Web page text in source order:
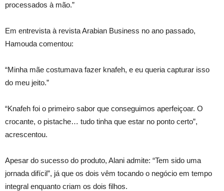
processados à mão.”
Em entrevista à revista Arabian Business no ano passado,
Hamouda comentou:
“Minha mãe costumava fazer knafeh, e eu queria capturar isso
do meu jeito.”
“Knafeh foi o primeiro sabor que conseguimos aperfeiçoar. O
crocante, o pistache… tudo tinha que estar no ponto certo”,
acrescentou.
Apesar do sucesso do produto, Alani admite: “Tem sido uma
jornada difícil”, já que os dois vêm tocando o negócio em tempo
integral enquanto criam os dois filhos.